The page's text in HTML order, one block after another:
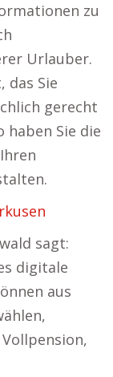
zu
Urlauber.
das Sie
gerecht
haben Sie die
sagt:
digitale
aus